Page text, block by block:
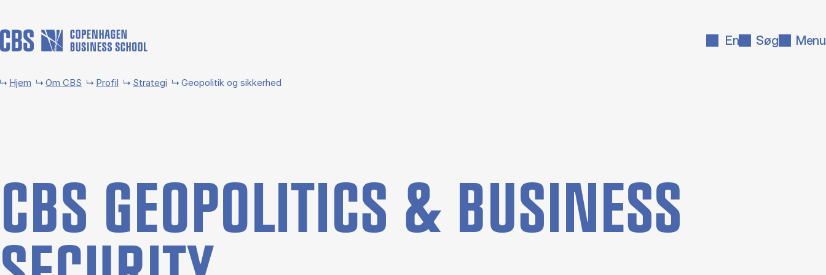
En Søg Menu
Hjem Om CBS Profil Strategi Geopolitik og sikkerhed
CBS GE­OPO­LI­TI­CS & BU­SI­NESS